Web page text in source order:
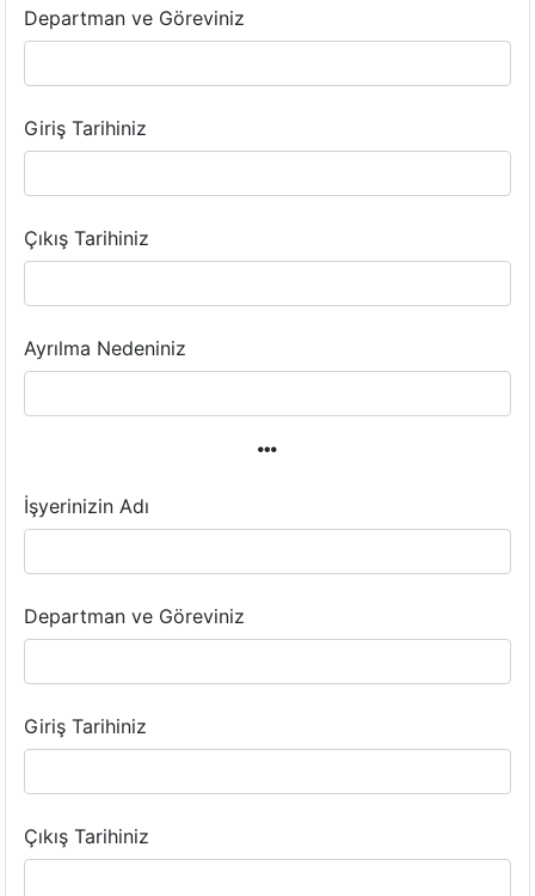
Departman ve Göreviniz
Giriş Tarihiniz
Çıkış Tarihiniz
Ayrılma Nedeniniz
İşyerinizin Adı
Departman ve Göreviniz
Giriş Tarihiniz
Çıkış Tarihiniz